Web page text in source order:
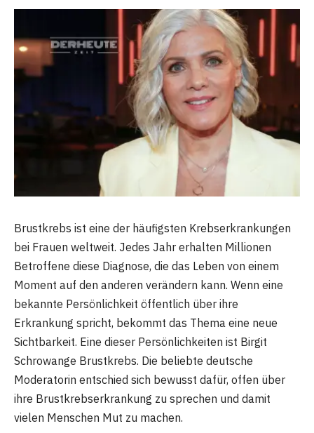
Brustkrebs ist eine der häufigsten Krebserkrankungen
bei Frauen weltweit. Jedes Jahr erhalten Millionen
Betroffene diese Diagnose, die das Leben von einem
Moment auf den anderen verändern kann. Wenn eine
bekannte Persönlichkeit öffentlich über ihre
Erkrankung spricht, bekommt das Thema eine neue
Sichtbarkeit. Eine dieser Persönlichkeiten ist Birgit
Schrowange Brustkrebs. Die beliebte deutsche
Moderatorin entschied sich bewusst dafür, offen über
ihre Brustkrebserkrankung zu sprechen und damit
vielen Menschen Mut zu machen.